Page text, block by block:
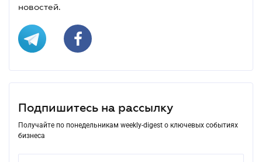
новостей.
Подпишитесь на рассылку
Получайте по понедельникам weekly-digest о ключевых событиях
бизнеса